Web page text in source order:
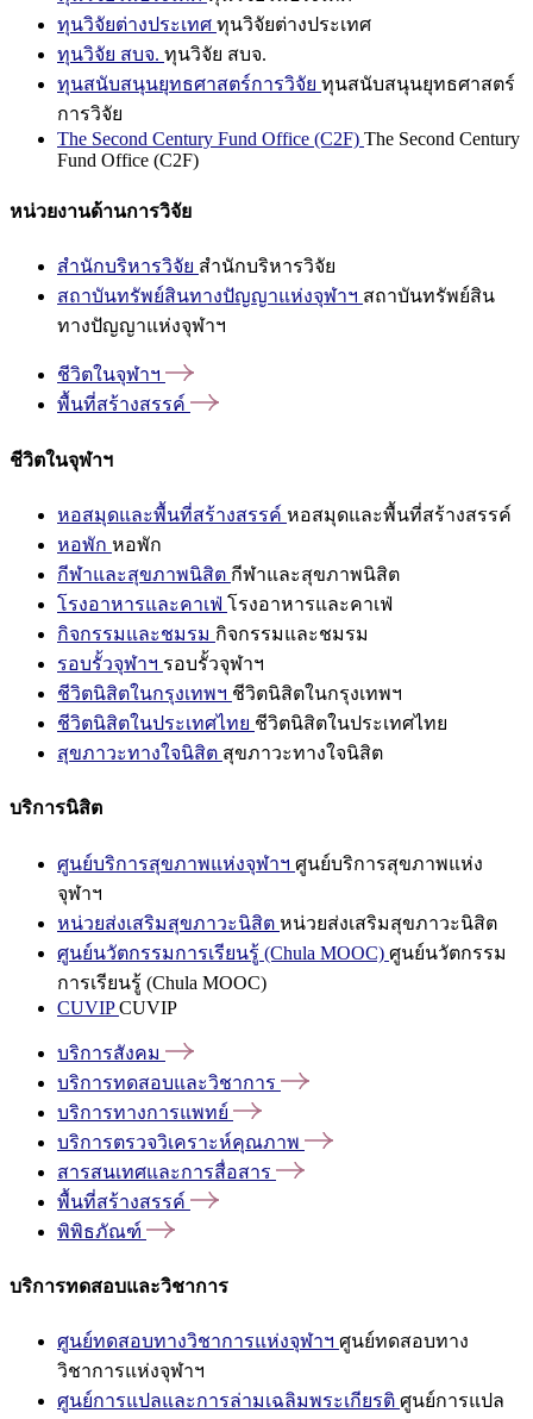
ทุนวิจัยต่างประเทศ ทุนวิจัยต่างประเทศ
ทุนวิจัย สบจ. ทุนวิจัย สบจ.
ทุนสนับสนุนยุทธศาสตร์การวิจัย ทุนสนับสนุนยุทธศาสตร์
การวิจัย
The Second Century Fund Office (C2F) The Second Century
Fund Office (C2F)
หน่วยงานด้านการวิจัย
สำนักบริหารวิจัย สำนักบริหารวิจัย
สถาบันทรัพย์สินทางปัญญาแห่งจุฬาฯ สถาบันทรัพย์สิน
ทางปัญญาแห่งจุฬาฯ
ชีวิตในจุฬาฯ
พื้นที่สร้างสรรค์
ชีวิตในจุฬาฯ
หอสมุดและพื้นที่สร้างสรรค์ หอสมุดและพื้นที่สร้างสรรค์
หอพัก หอพัก
กีฬาและสุขภาพนิสิต กีฬาและสุขภาพนิสิต
โรงอาหารและคาเฟ่ โรงอาหารและคาเฟ่
กิจกรรมและชมรม กิจกรรมและชมรม
รอบรั้วจุฬาฯ รอบรั้วจุฬาฯ
ชีวิตนิสิตในกรุงเทพฯ ชีวิตนิสิตในกรุงเทพฯ
ชีวิตนิสิตในประเทศไทย ชีวิตนิสิตในประเทศไทย
สุขภาวะทางใจนิสิต สุขภาวะทางใจนิสิต
บริการนิสิต
ศูนย์บริการสุขภาพแห่งจุฬาฯ ศูนย์บริการสุขภาพแห่ง
จุฬาฯ
หน่วยส่งเสริมสุขภาวะนิสิต หน่วยส่งเสริมสุขภาวะนิสิต
ศูนย์นวัตกรรมการเรียนรู้ (Chula MOOC) ศูนย์นวัตกรรม
การเรียนรู้ (Chula MOOC)
CUVIPCUVIP
บริการสังคม
บริการทดสอบและวิชาการ
บริการทางการแพทย์
บริการตรวจวิเคราะห์คุณภาพ
สารสนเทศและการสื่อสาร
พื้นที่สร้างสรรค์
พิพิธภัณฑ์
บริการทดสอบและวิชาการ
ศูนย์ทดสอบทางวิชาการแห่งจุฬาฯ ศูนย์ทดสอบทาง
วิชาการแห่งจุฬาฯ
ศูนย์การแปลและการล่ามเฉลิมพระเกียรติ ศูนย์การแปล